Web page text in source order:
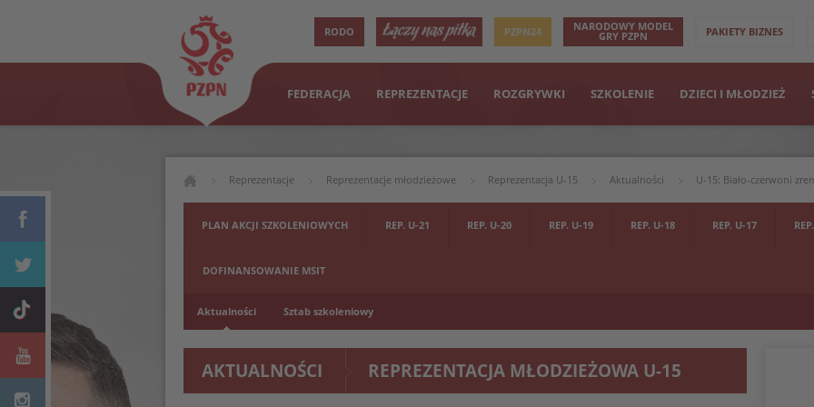
RODO PZPN24 NARODOWY MODEL
GRY PZPN PAKIETY BIZNES
FEDERACJA REPREZENTACJE ROZGRYWKI SZKOLENIE DZIECI I MŁODZIEŻ
Reprezentacje Reprezentacje młodzieżowe Reprezentacja U-15 Aktualności U-15: Biało-czerwoni
PLAN AKCJI SZKOLENIOWYCH REP. U-21 REP. U-20 REP. U-19 REP. U-18 REP. U-17
DOFINANSOWANIE MSIT
Aktualności Sztab szkoleniowy
AKTUALNOŚCI REPREZENTACJA MŁODZIEŻOWA U-15